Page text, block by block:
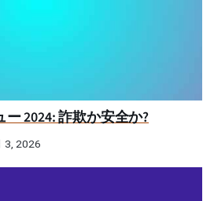
2024: 詐欺か安全か?
3, 2026